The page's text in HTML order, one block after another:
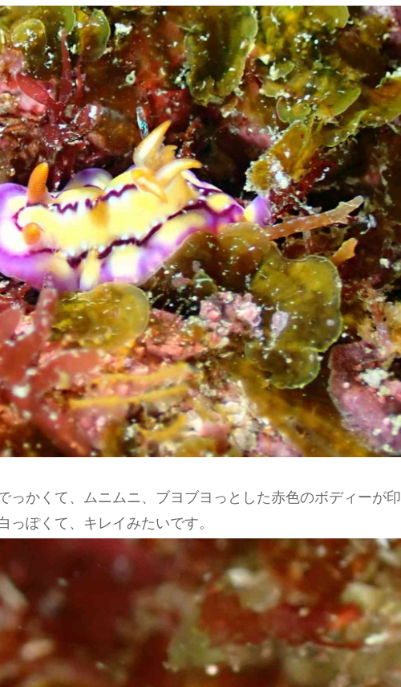
っかくて、ムニムニ、ブヨブヨっとした赤色のボディーが印
ぽくて、キレイみたいです。